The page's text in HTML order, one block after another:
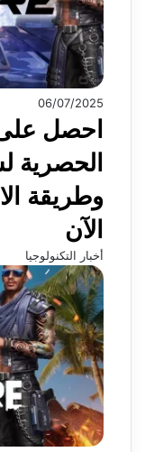
06/07/2025
احصل على
وطريقة
الآن
أخبار التكنولوجيا